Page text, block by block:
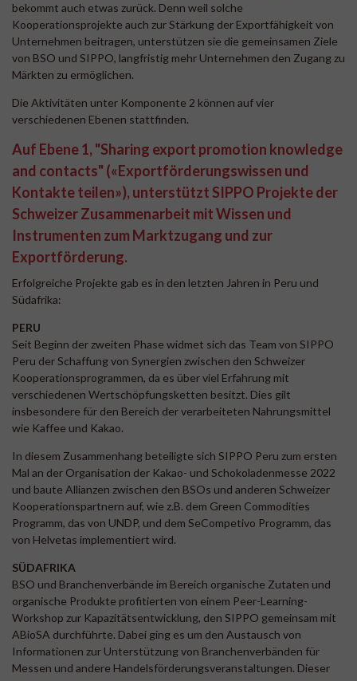
bekommt auch etwas zurück. Denn weil solche
Kooperationsprojekte auch zur Stärkung der Exportfähigkeit von
Unternehmen beitragen, unterstützen sie die gemeinsamen Ziele
von BSO und SIPPO, langfristig mehr Unternehmen den Zugang zu
Märkten zu ermöglichen.
Die Aktivitäten unter Komponente 2 können auf vier
verschiedenen Ebenen stattfinden.
Auf Ebene 1, "Sharing export promotion knowledge
and contacts" («Exportförderungswissen und
Kontakte teilen»), unterstützt SIPPO Projekte der
Schweizer Zusammenarbeit mit Wissen und
Instrumenten zum Marktzugang und zur
Exportförderung.
Erfolgreiche Projekte gab es in den letzten Jahren in Peru und
Südafrika:
PERU
Seit Beginn der zweiten Phase widmet sich das Team von SIPPO
Peru der Schaffung von Synergien zwischen den Schweizer
Kooperationsprogrammen, da es über viel Erfahrung mit
verschiedenen Wertschöpfungsketten besitzt. Dies gilt
insbesondere für den Bereich der verarbeiteten Nahrungsmittel
wie Kaffee und Kakao.
In diesem Zusammenhang beteiligte sich SIPPO Peru zum ersten
Mal an der Organisation der Kakao- und Schokoladenmesse 2022
und baute Allianzen zwischen den BSOs und anderen Schweizer
Kooperationspartnern auf, wie z.B. dem Green Commodities
Programm, das von UNDP, und dem SeCompetivo Programm, das
von Helvetas implementiert wird.
SÜDAFRIKA
BSO und Branchenverbände im Bereich organische Zutaten und
organische Produkte profitierten von einem Peer-Learning-
Workshop zur Kapazitätsentwicklung, den SIPPO gemeinsam mit
ABioSA durchführte. Dabei ging es um den Austausch von
Informationen zur Unterstützung von Branchenverbänden für
Messen und andere Handelsförderungsveranstaltungen. Dieser